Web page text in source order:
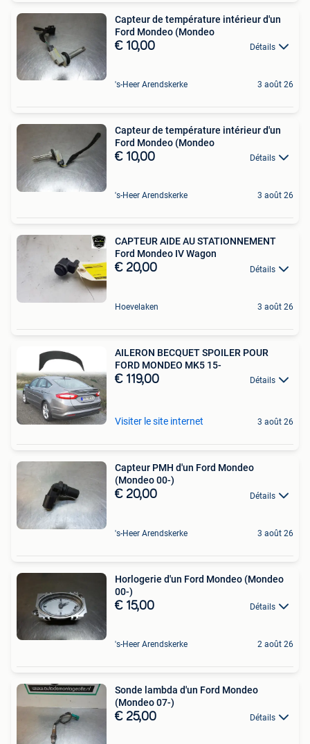
Capteur de température intérieur d'un
Ford Mondeo (Mondeo
€ 10,00 Détails
's-Heer Arendskerke 3 août 26
Capteur de température intérieur d'un
Ford Mondeo (Mondeo
€ 10,00 Détails
's-Heer Arendskerke 3 août 26
CAPTEUR AIDE AU STATIONNEMENT
Ford Mondeo IV Wagon
€ 20,00 Détails
Hoevelaken 3 août 26
AILERON BECQUET SPOILER POUR
FORD MONDEO MK5 15-
€ 119,00 Détails
Visiter le site internet 3 août 26
Capteur PMH d'un Ford Mondeo
(Mondeo 00-)
€ 20,00 Détails
's-Heer Arendskerke 3 août 26
Horlogerie d'un Ford Mondeo (Mondeo
00-)
€ 15,00 Détails
's-Heer Arendskerke 2 août 26
Sonde lambda d'un Ford Mondeo
(Mondeo 07-)
€ 25,00 Détails